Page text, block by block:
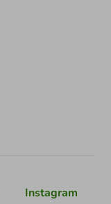
Instagram